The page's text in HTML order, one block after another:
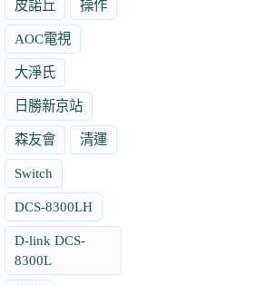
皮諾丘 操作
AOC電視
大淨氏
日勝新京站
森友會 清運
Switch
DCS-8300LH
D-link DCS-
8300L